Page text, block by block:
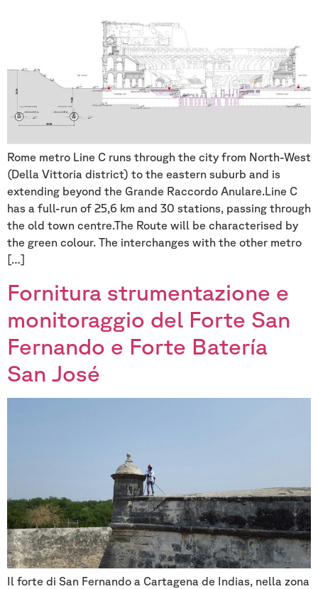
Rome metro Line C runs through the city from North-West
(Della Vittoria district) to the eastern suburb and is
extending beyond the Grande Raccordo Anulare.Line C
has a full-run of 25,6 km and 30 stations, passing through
the old town centre.The Route will be characterised by
the green colour. The interchanges with the other metro
[…]
Fornitura strumentazione e
monitoraggio del Forte San
Fernando e Forte Batería
San José
Il forte di San Fernando a Cartagena de Indias, nella zona